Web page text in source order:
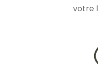
votre